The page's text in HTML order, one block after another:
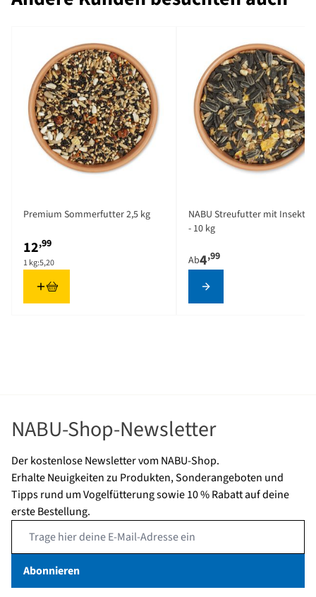
Zutaten
Weizen, Schwarze
Sonnenblumenkerne, Mais,
Gelbe Hirse,
Sonnenblumenherzen,
Gestreifte
Sonnenblumenkerne,
Erdnüsse, Rapsöl
Bestandteile
Feuchtigkeit 10.09%,
Rohprotein 12.25%, Rohfett
21.57%, Rohfaser 7.79%,
Rohasche 5.19%,
Kohlenhydrate 43.37%
Höhe
200 mm
Breite
230 mm
Marke
CJ Wildlife
Haubenmeise,
Premium Sommerfutter 2,5 kg
12,99
1 kg:5,20
NABU Streufutter mit
- 10 kg
Ab4,99
Konfigurieren
NABU-Shop-Newsletter
Der kostenlose Newsletter vom NABU-Shop.
Erhalte Neuigkeiten zu Produkten, Sonderangeboten und
Tipps rund um Vogelfütterung sowie 10 % Rabatt auf deine
erste Bestellung.
Abonnieren